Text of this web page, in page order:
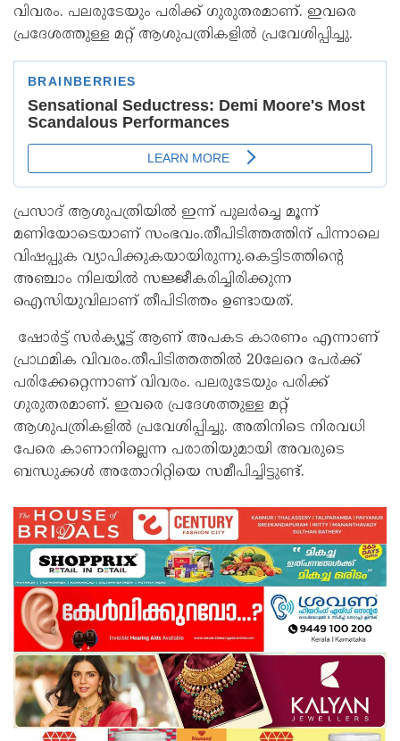
വിവരം. പലരുടേയും പരിക്ക് ഗുരുതരമാണ്. ഇവരെ
പ്രദേശത്തുള്ള മറ്റ് ആശുപത്രികളില്‍ പ്രവേശിപ്പിച്ചു.
പ്രസാദ് ആശുപത്രിയിൽ ഇന്ന് പുലർച്ചെ മൂന്ന്
മണിയോടെയാണ് സംഭവം.തീപിടിത്തത്തിന് പിന്നാലെ
വിഷപ്പുക വ്യാപിക്കുകയായിരുന്നു.കെട്ടിടത്തിന്റെ
അഞ്ചാം നിലയില്‍ സജ്ജീകരിച്ചിരിക്കുന്ന
ഐസിയുവിലാണ് തീപിടിത്തം ഉണ്ടായത്.
ഷോർട്ട് സർക്യൂട്ട് ആണ് അപകട കാരണം എന്നാണ്
പ്രാഥമിക വിവരം.തീപിടിത്തത്തില്‍ 20ലേറെ പേര്‍ക്ക്
പരിക്കേറ്റെന്നാണ് വിവരം. പലരുടേയും പരിക്ക്
ഗുരുതരമാണ്. ഇവരെ പ്രദേശത്തുള്ള മറ്റ്
ആശുപത്രികളില്‍ പ്രവേശിപ്പിച്ചു. അതിനിടെ നിരവധി
പേരെ കാണാനില്ലെന്ന പരാതിയുമായി അവരുടെ
ബന്ധുക്കള്‍ അതോറിറ്റിയെ സമീപിച്ചിട്ടുണ്ട്.